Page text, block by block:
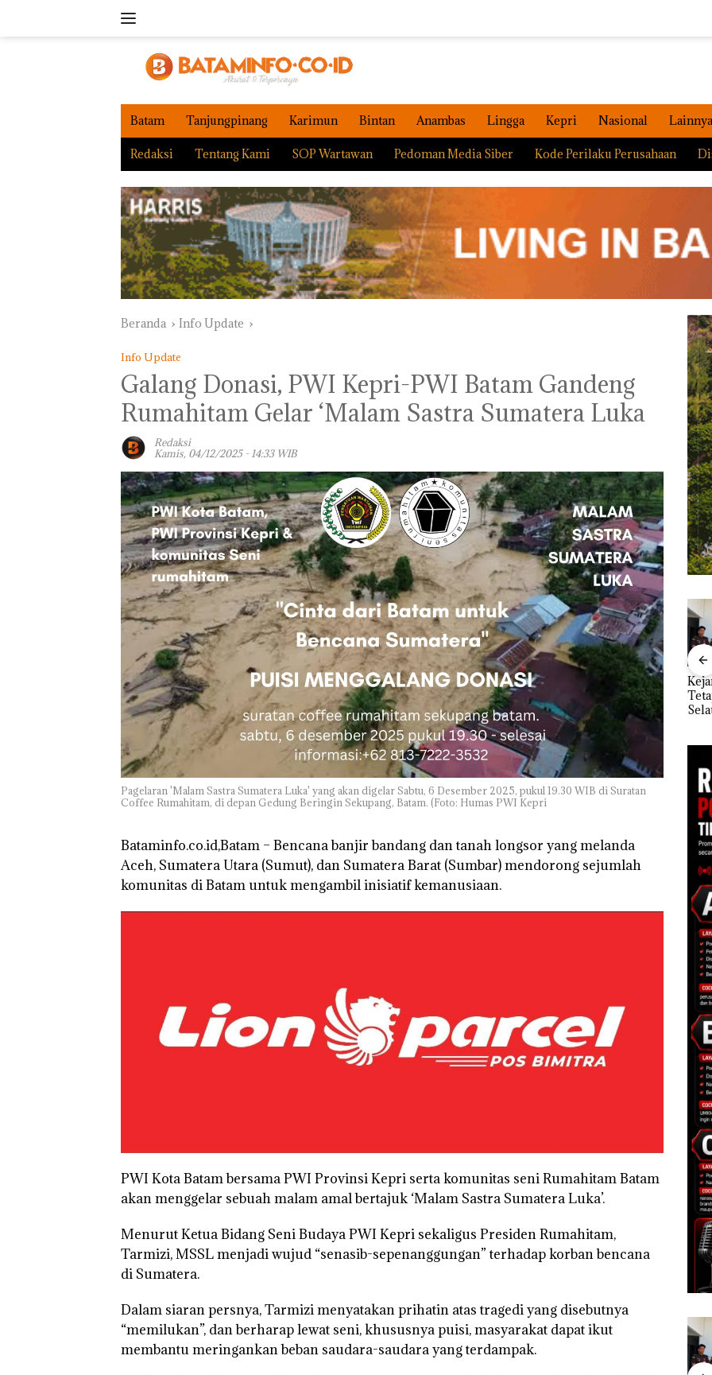
Batam Tanjungpinang Karimun Bintan Anambas Lingga Kepri Nasional Lainnya
Redaksi Tentang Kami SOP Wartawan Pedoman Media Siber Kode Perilaku Perusahaan
Beranda Info Update
Info Update
Galang Donasi, PWI Kepri-PWI Batam Gandeng
Rumahitam Gelar ‘Malam Sastra Sumatera Luka
Redaksi
Kamis, 04/12/2025 - 14:33 WIB
Pagelaran 'Malam Sastra Sumatera Luka' yang akan digelar Sabtu, 6 Desember 2025, pukul 19.30 WIB di Suratan
Coffee Rumahitam, di depan Gedung Beringin Sekupang, Batam. (Foto: Humas PWI Kepri
Bataminfo.co.id,Batam – Bencana banjir bandang dan tanah longsor yang melanda
Aceh, Sumatera Utara (Sumut), dan Sumatera Barat (Sumbar) mendorong sejumlah
komunitas di Batam untuk mengambil inisiatif kemanusiaan.
PWI Kota Batam bersama PWI Provinsi Kepri serta komunitas seni Rumahitam Batam
akan menggelar sebuah malam amal bertajuk ‘Malam Sastra Sumatera Luka’.
Menurut Ketua Bidang Seni Budaya PWI Kepri sekaligus Presiden Rumahitam,
Tarmizi, MSSL menjadi wujud “senasib-sepenanggungan” terhadap korban bencana
di Sumatera.
Dalam siaran persnya, Tarmizi menyatakan prihatin atas tragedi yang disebutnya
“memilukan”, dan berharap lewat seni, khususnya puisi, masyarakat dapat ikut
membantu meringankan beban saudara-saudara yang terdampak.
Aktifitas Judi Online
di Batam Beroperasi
di Perumahan Mewah
di Batam Center
TNI AL Gagalkan
Penyelundupan 1,6
Ton Pasir Timah
Ilegal di Lingga,
Disembunyikan di
Bawah Kerambah
untuk Diselundupkan
ke Malaysia
Diamankan Akibat
Nekat Simpan Vape
Berisi Narkoba dalam
Kulkas, Kapolsek:
Diedarkan dengan
Harga 2,5
Juta